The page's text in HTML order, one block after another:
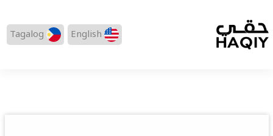
English
Tagalog